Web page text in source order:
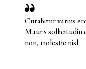
Curabitur varius
Mauris sollicitudin
non, molestie nisl.